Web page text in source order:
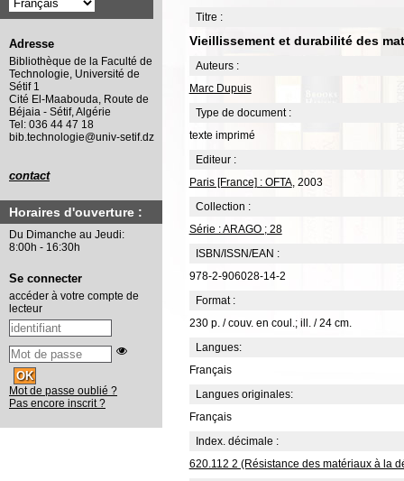
Titre :
Vieillissement et durabilité des
Auteurs :
Marc Dupuis
Type de document :
texte imprimé
Editeur :
Paris [France] : OFTA, 2003
Collection :
Série : ARAGO ; 28
ISBN/ISSN/EAN :
978-2-906028-14-2
Format :
230 p. / couv. en coul.; ill. / 24 cm.
Langues:
Français
Langues originales:
Français
Index. décimale :
620.112 2 (Résistance des matériaux à la
Adresse
Bibliothèque de la Faculté de
Technologie, Université de
Sétif 1
Cité El-Maabouda, Route de
Béjaia - Sétif, Algérie
Tel: 036 44 47 18
bib.technologie@univ-setif.dz
contact
Horaires d'ouverture :
Du Dimanche au Jeudi:
8:00h - 16:30h
Se connecter
accéder à votre compte de
lecteur
Mot de passe oublié ?
Pas encore inscrit ?